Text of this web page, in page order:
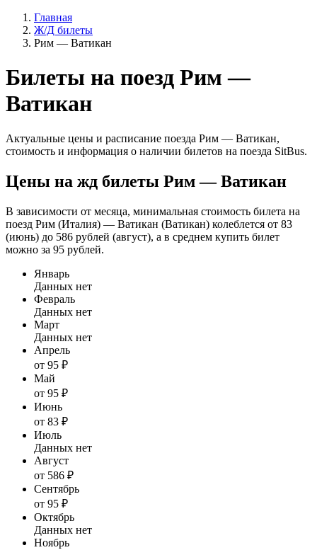
Главная
Ж/Д билеты
Рим — Ватикан
Билеты на поезд Рим —
Ватикан
Актуальные цены и расписание поезда Рим — Ватикан,
стоимость и информация о наличии билетов на поезда SitBus.
Цены на жд билеты Рим — Ватикан
В зависимости от месяца, минимальная стоимость билета на
поезд Рим (Италия) — Ватикан (Ватикан) колеблется от 83
(июнь) до 586 рублей (август), а в среднем купить билет
можно за 95 рублей.
Январь
Данных нет
Февраль
Данных нет
Март
Данных нет
Апрель
от 95 ₽
Май
от 95 ₽
Июнь
от 83 ₽
Июль
Данных нет
Август
от 586 ₽
Сентябрь
от 95 ₽
Октябрь
Данных нет
Ноябрь